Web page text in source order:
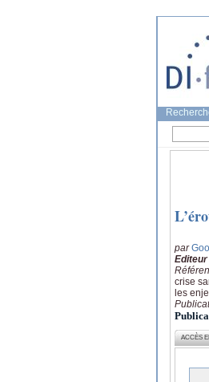
par
crise
les
ACCÈS